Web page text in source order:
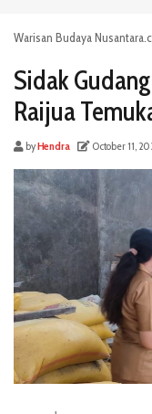
Warisan Budaya
Sidak
Raijua
byHendra October 11,